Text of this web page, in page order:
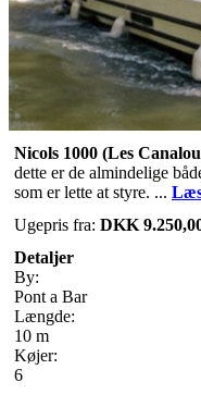
Nicols 1000 (Les
dette er de almindelige
som er lette at styre. ...
Ugepris fra: DKK
Detaljer
By:
Pont a Bar
Længde:
10 m
Køjer:
6